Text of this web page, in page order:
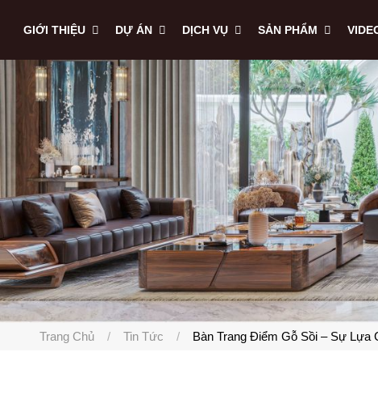
GIỚI THIỆU DỰ ÁN DỊCH VỤ SẢN PHẨM
Trang Chủ Tin Tức Bàn Trang Điểm Gỗ Sồi – Sự Lựa